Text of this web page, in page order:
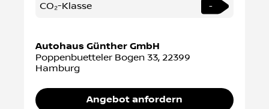
CO₂-Klasse -
Autohaus Günther GmbH
Poppenbuetteler Bogen 33, 22399
Hamburg
Angebot anfordern